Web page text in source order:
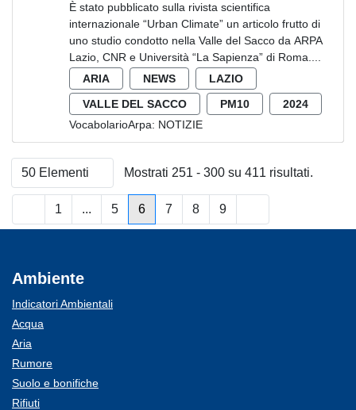
È stato pubblicato sulla rivista scientifica
internazionale “Urban Climate” un articolo frutto di
uno studio condotto nella Valle del Sacco da ARPA
Lazio, CNR e Università “La Sapienza” di Roma....
ARIA
NEWS
LAZIO
VALLE DEL SACCO
PM10
2024
VocabolarioArpa: NOTIZIE
50 ElementiPer pagina Mostrati 251 - 300 su 411 risultati.
Pagina
1 ...Pagine intermedie
Pagina
5 Pagina
6 Pagina
7 Pagina
8 Pagina
9
Ambiente
Indicatori Ambientali
Acqua
Aria
Rumore
Suolo e bonifiche
Rifiuti